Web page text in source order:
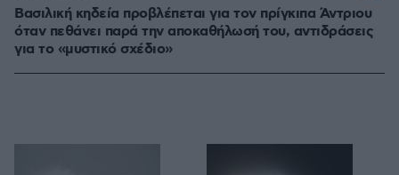
Βασιλική κηδεία προβλέπεται για τον πρίγκιπα Άντριου
όταν πεθάνει παρά την αποκαθήλωσή του, αντιδράσεις
για το «μυστικό σχέδιο»